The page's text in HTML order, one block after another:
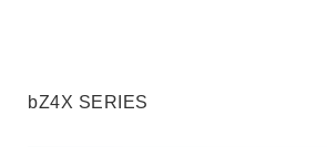
bZ4X SERIES